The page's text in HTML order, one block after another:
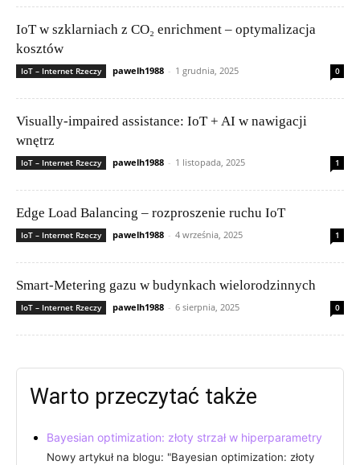
IoT w szklarniach z CO₂ enrichment – optymalizacja
kosztów
IoT – Internet Rzeczy pawelh1988 - 1 grudnia, 2025 0
Visually-impaired assistance: IoT + AI w nawigacji
wnętrz
IoT – Internet Rzeczy pawelh1988 - 1 listopada, 2025 1
Edge Load Balancing – rozproszenie ruchu IoT
IoT – Internet Rzeczy pawelh1988 - 4 września, 2025 1
Smart-Metering gazu w budynkach wielorodzinnych
IoT – Internet Rzeczy pawelh1988 - 6 sierpnia, 2025 0
Warto przeczytać także
Bayesian optimization: złoty strzał w hiperparametry
Nowy artykuł na blogu: "Bayesian optimization: złoty